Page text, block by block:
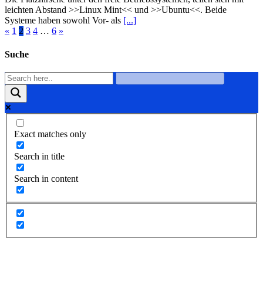
leichten Abstand >>Linux Mint<< und >>Ubuntu<<. Beide
Systeme haben sowohl Vor- als [...]
« 1 2 3 4 … 6 »
Suche
Exact matches only
Search in title
Search in content